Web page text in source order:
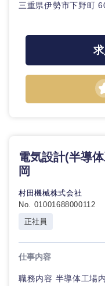
長崎県
三重県伊勢市下野町
電気設計(半導
岡
村田機械株式会社
No. 01001688000112
正社員
仕事内容
職務内容 半導体工場